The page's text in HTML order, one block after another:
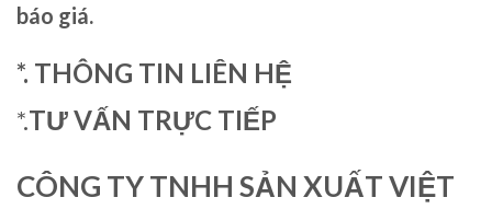
báo giá.
*. THÔNG TIN LIÊN HỆ
*.TƯ VẤN TRỰC TIẾP
CÔNG TY TNHH SẢN XUẤT VIỆT